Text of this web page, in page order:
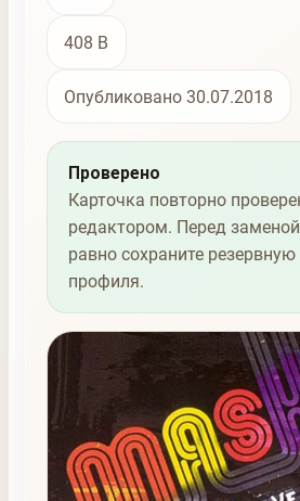
408 B
Опубликовано 30.07.2018
Проверено
Карточка повторно
редактором. Перед
равно сохраните
профиля.